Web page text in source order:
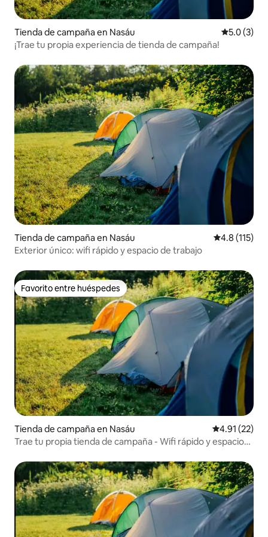
Tienda de campaña en Nasáu
5.0 (3)
¡Trae tu propia experiencia de tienda de campaña!
Tienda de campaña en Nasáu Calificación
4.8 (115)
Exterior único: wifi rápido y espacio de trabajo
Favorito entre huéspedes
Favorito entre huéspedes
Tienda de campaña en Nasáu Calificación
4.91 (22)
Trae tu propia tienda de campaña - Wifi rápido y espacio